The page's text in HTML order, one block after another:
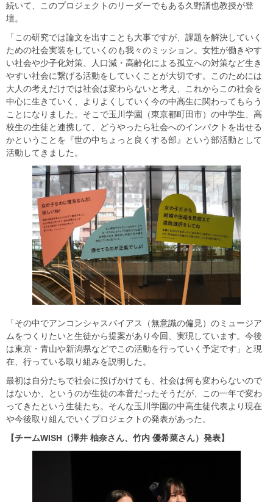
続いて、このプロジェクトのリーダーでもある久野譜也教授が登
壇。
「この研究では論文を出すことも大事ですが、課題を解決していく
ための社会実装をしていくのも我々のミッション。女性が働きやす
い社会や少子化対策、人口減・高齢化による孤立への対策など生き
やすい社会に繋げる活動をしていくことが大切です。このためには
大人の考えだけでは社会は変わらないと考え、これからこの社会を
中心に生きていく、よりよくしていく今の中高生に関わってもらう
ことになりました。そこで玉川学園（東京都町田市）の中学生、高
校生の生徒と連携して、どうやったら社会へのインパクトを出せる
かということを『世の中ちょっと良くする部』という部活動として
活動してきました。
「その中でアンコンシャスバイアス（無意識の偏見）のミュージア
ムをつくりたいと生徒から提案があり今回、実現しています。今後
は東京・青山や新潟県などでこの活動を行っていく予定です」と現
在、行っている取り組みを説明した。
最初は自分たちで社会に投げかけても、社会は何も変わらないので
はないか、というのが生徒の本音だったそうだが、この一年で変わ
ってきたという生徒たち。そんな玉川学園の中高生徒代表より現在
や今後取り組んでいくプロジェクトの発表があった。
【チームWISH（澤井 柚奈さん、竹内 優希菜さん）発表】